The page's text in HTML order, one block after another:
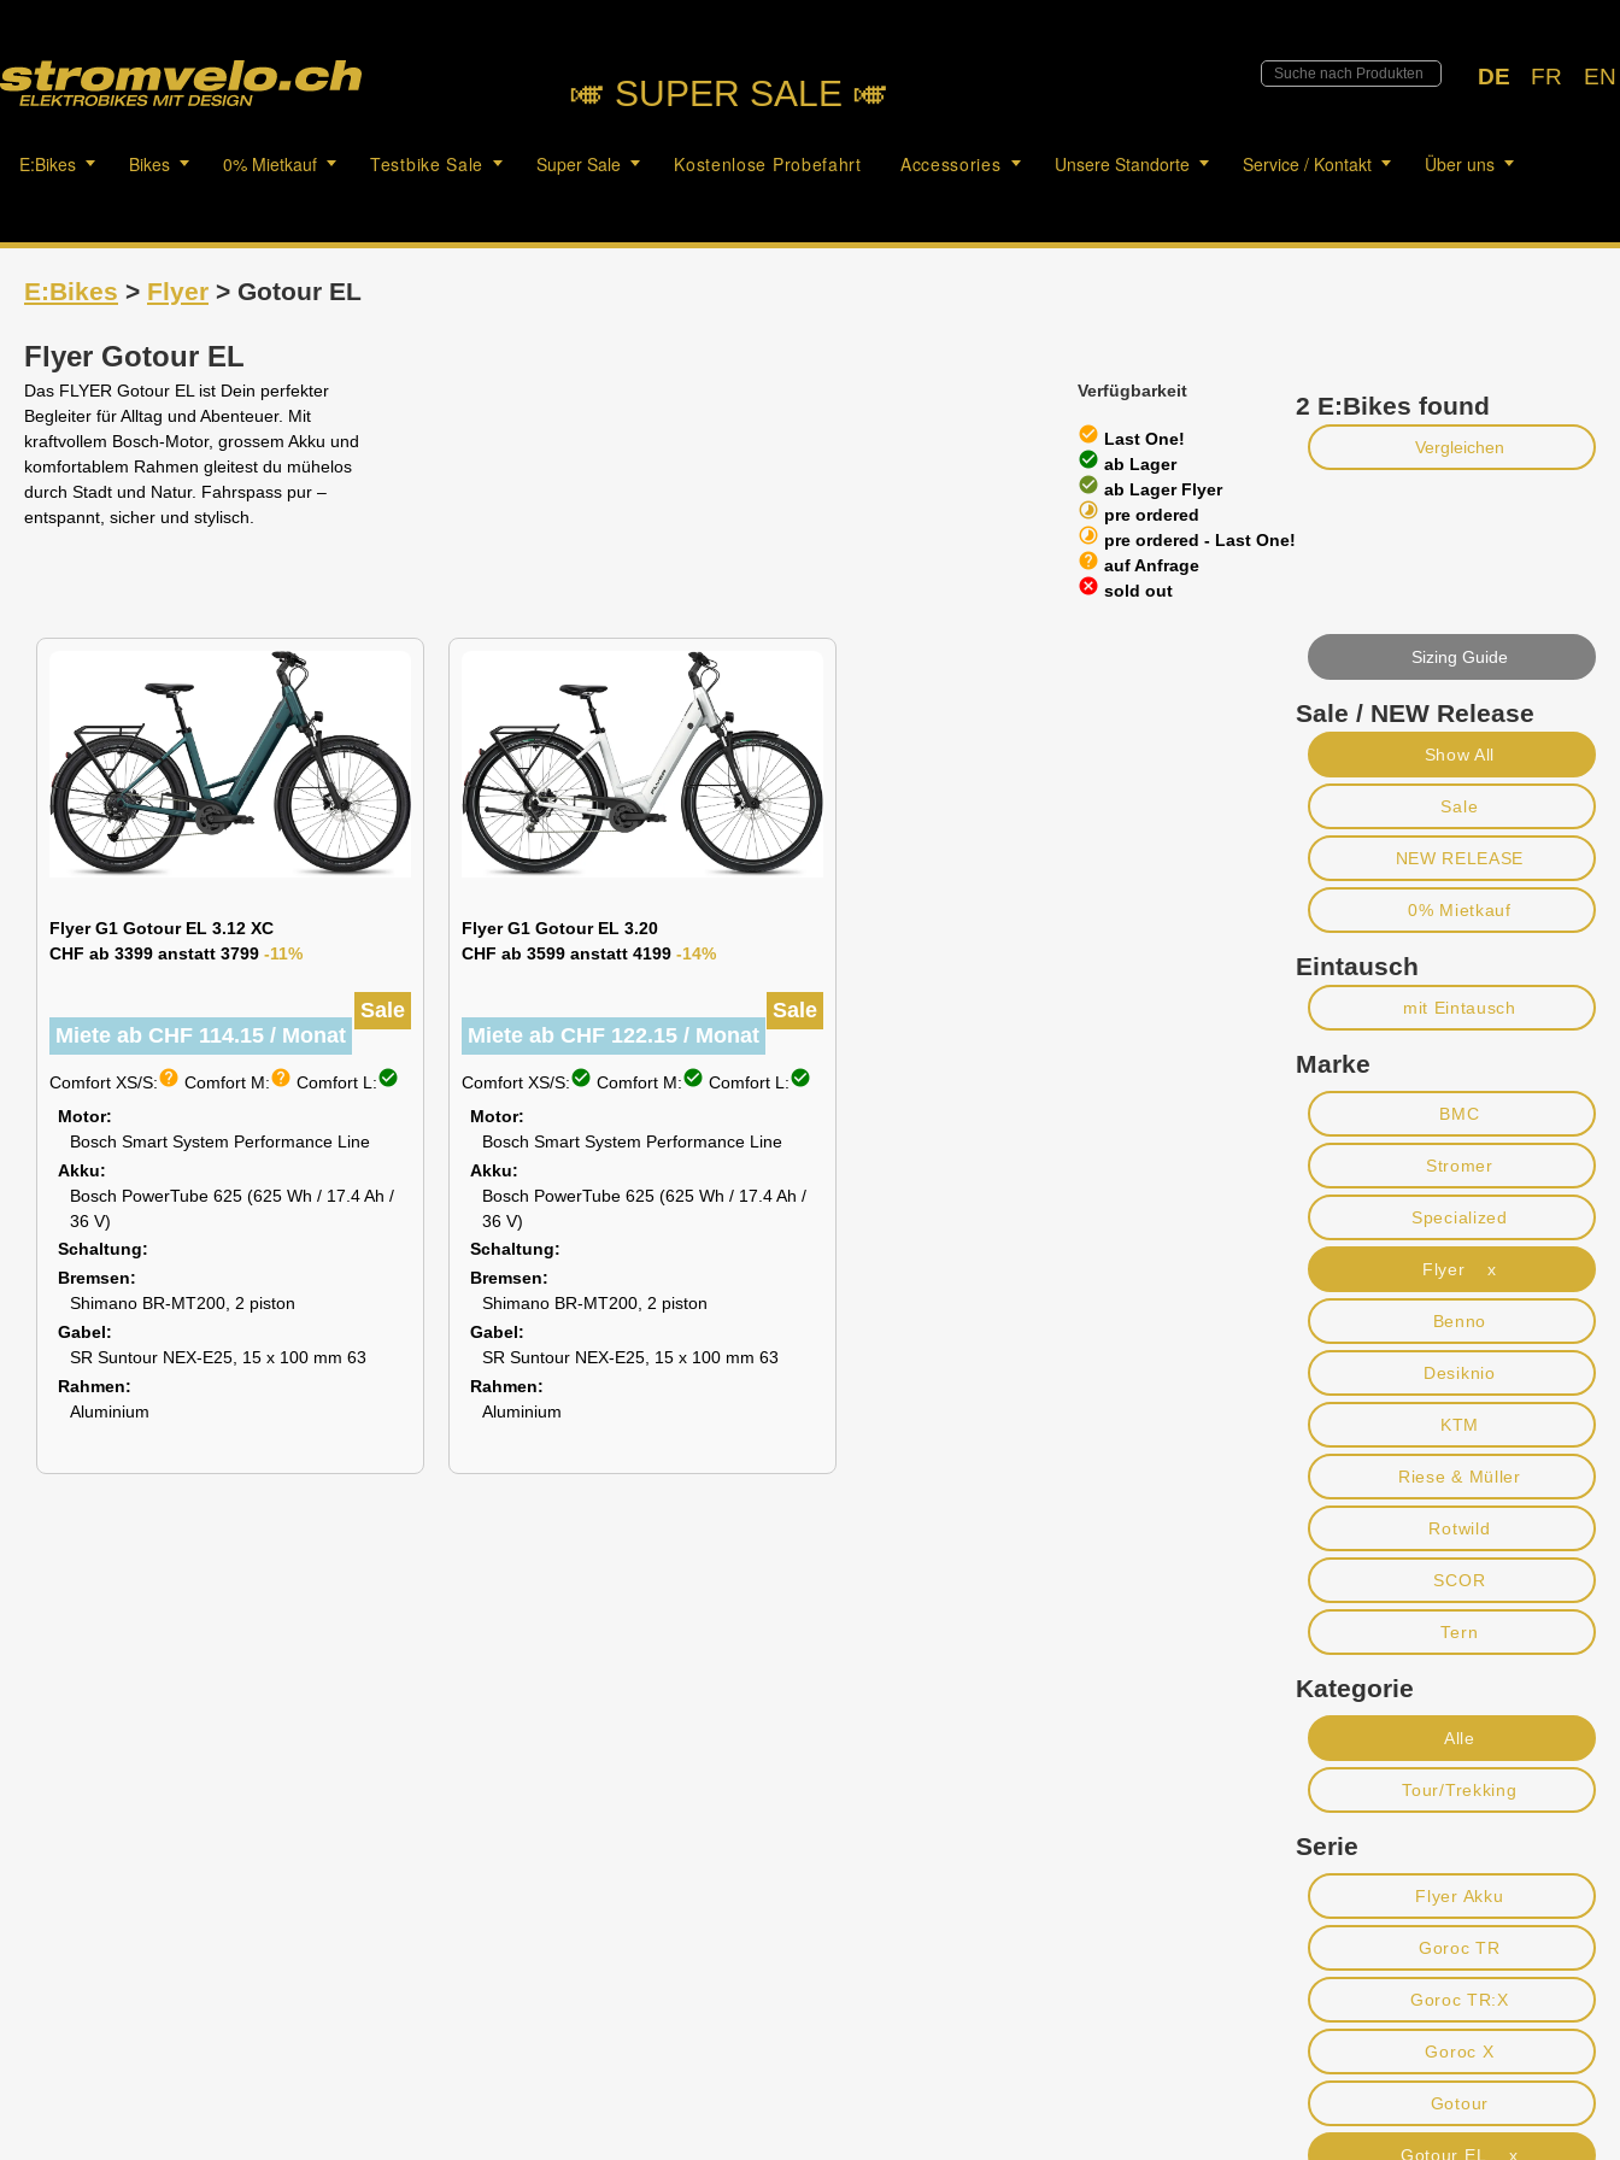
DE FR EN
🎺︎ SUPER SALE 🎺︎
E:Bikes Bikes 0% Mietkauf Testbike Sale Super Sale Kostenlose Probefahrt Accessories Unsere Standorte Service / Kontakt Über uns
E:Bikes > Flyer > Gotour EL
Flyer Gotour EL
Das FLYER Gotour EL ist Dein perfekter
Begleiter für Alltag und Abenteuer. Mit
kraftvollem Bosch-Motor, grossem Akku und
komfortablem Rahmen gleitest du mühelos
durch Stadt und Natur. Fahrspass pur –
entspannt, sicher und stylisch.
Verfügbarkeit
check_circle Last One!
check_circle ab Lager
check_circle ab Lager Flyer
timelapse pre ordered
timelapse pre ordered - Last One!
help auf Anfrage
cancel sold out
2 E:Bikes found
Vergleichen
Flyer G1 Gotour EL 3.12 XC
CHF ab 3399 anstatt 3799 -11%
Sale
Miete ab CHF 114.15 / Monat
Comfort XS/S:help Comfort M:help Comfort L:check_circle
Motor
Bosch Smart System Performance Line
Akku
Bosch PowerTube 625 (625 Wh / 17.4 Ah /
36 V)
Schaltung
Bremsen
Shimano BR-MT200, 2 piston
Gabel
SR Suntour NEX-E25, 15 x 100 mm 63
Rahmen
Aluminium
Flyer G1 Gotour EL 3.20
CHF ab 3599 anstatt 4199 -14%
Sale
Miete ab CHF 122.15 / Monat
Comfort XS/S:check_circle Comfort M:check_circle Comfort L:check_circle
Motor
Bosch Smart System Performance Line
Akku
Bosch PowerTube 625 (625 Wh / 17.4 Ah /
36 V)
Schaltung
Bremsen
Shimano BR-MT200, 2 piston
Gabel
SR Suntour NEX-E25, 15 x 100 mm 63
Rahmen
Aluminium
Sizing Guide
Sale / NEW Release
Show All
Sale
NEW RELEASE
0% Mietkauf
Eintausch
mit Eintausch
Marke
BMC
Stromer
Specialized
Flyer x
Benno
Desiknio
KTM
Riese & Müller
Rotwild
SCOR
Tern
Kategorie
Alle
Tour/Trekking
Serie
Flyer Akku
Goroc TR
Goroc TR:X
Goroc X
Gotour
Gotour EL x